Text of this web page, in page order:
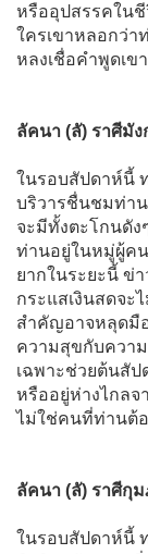
หรืออุปสรรคในชี
ใครเขาหลอกว่า
หลงเชื่อคำพูดเข
ลัคนา (ลั) ราศีมัง
ในรอบสัปดาห์นี้
บริวารชื่นชมท่าน
จะมีทั้งตะโกนดัง
ท่านอยู่ในหมู่ผู้ค
ยากในระยะนี้ ข่
กระแสเงินสดจะ
สำคัญอาจหลุดมื
ความสุขกับควา
เฉพาะช่วยต้นสั
หรืออยู่ห่างไกลจ
ไม่ใช่คนที่ท่านต้
ลัคนา (ลั) ราศีกุ
ในรอบสัปดาห์นี้